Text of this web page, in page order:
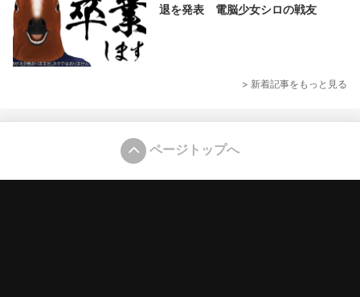
退を発表 電脳少女シロの戦友
> 新着記事をもっと見る
ページトップへ